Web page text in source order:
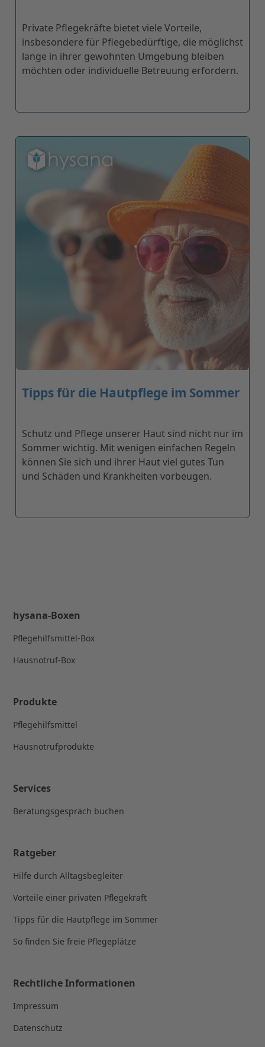
Private Pflegekräfte bietet viele Vorteile,
insbesondere für Pflegebedürftige, die möglichst
lange in ihrer gewohnten Umgebung bleiben
möchten oder individuelle Betreuung erfordern.
Tipps für die Hautpflege im Sommer
Schutz und Pflege unserer Haut sind nicht nur im
Sommer wichtig. Mit wenigen einfachen Regeln
können Sie sich und ihrer Haut viel gutes Tun
und Schäden und Krankheiten vorbeugen.
hysana-Boxen
Pflegehilfsmittel-Box
Hausnotruf-Box
Produkte
Pflegehilfsmittel
Hausnotrufprodukte
Services
Beratungsgespräch buchen
Ratgeber
Hilfe durch Alltagsbegleiter
Vorteile einer privaten Pflegekraft
Tipps für die Hautpflege im Sommer
So finden Sie freie Pflegeplätze
Rechtliche Informationen
Impressum
Datenschutz